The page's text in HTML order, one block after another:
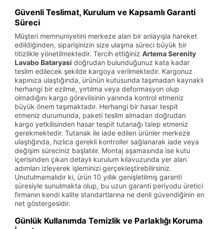
Güvenli Teslimat, Kurulum ve Kapsamlı Garanti
Süreci
Müşteri memnuniyetini merkeze alan bir anlayışla hareket
edildiğinden, siparişinizin size ulaşma süreci büyük bir
titizlikle yönetilmektedir. Tercih ettiğiniz Artema Serenity
Lavabo Bataryasi doğrudan bulunduğunuz kata kadar
teslim edilecek şekilde kargoya verilmektedir. Kargonuz
kapınıza ulaştığında, ürünün kutusunda taşımadan kaynaklı
herhangi bir ezilme, yırtılma veya deformasyon olup
olmadığını kargo görevlisinin yanında kontrol etmeniz
büyük önem taşımaktadır. Herhangi bir hasar tespit
etmeniz durumunda, paketi teslim almadan doğrudan
kargo yetkilisinden hasar tespit tutanağı talep etmeniz
gerekmektedir. Tutanak ile iade edilen ürünler merkeze
ulaştığında, hızlıca gerekli kontroller sağlanarak iade veya
değişim süreciniz başlatılır. Montaj aşamasında ise kutu
içerisinden çıkan detaylı kurulum kılavuzunda yer alan
adımları izleyerek işleminizi gerçekleştirebilirsiniz.
Unutulmamalıdır ki, ürün 10 yıllık genişletilmiş garanti
süresiyle sunulmakta olup, bu uzun garanti periyodu üretici
firmanın kendi kalite standartlarına ne denli güvendiğinin en
net göstergesidir.
Günlük Kullanımda Temizlik ve Parlaklığı Koruma